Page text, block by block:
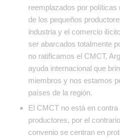
reemplazados por políticas
de los pequeños
industria y el comercio
ser abarcados totalmente
no ratificamos el CMCT,
ayuda internacional que
miembros y nos estamos
países de la región.
El CMCT no está en
productores, por el
convenio se centran en